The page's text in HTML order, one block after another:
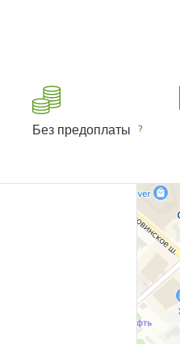
Без предоплаты